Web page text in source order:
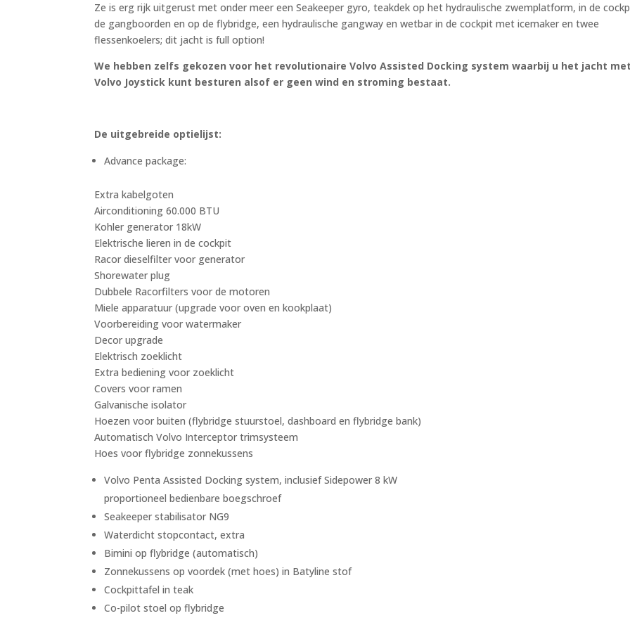
Ze is erg rijk uitgerust met onder meer een Seakeeper gyro, teakdek op het hydraulische zwemplatform, in de
de gangboorden en op de flybridge, een hydraulische gangway en wetbar in de cockpit met icemaker en twee
flessenkoelers; dit jacht is full option!
We hebben zelfs gekozen voor het revolutionaire Volvo Assisted Docking system waarbij u het jacht
Volvo Joystick kunt besturen alsof er geen wind en stroming bestaat.
De uitgebreide optielijst:
Advance package:
Extra kabelgoten
Airconditioning 60.000 BTU
Kohler generator 18kW
Elektrische lieren in de cockpit
Racor dieselfilter voor generator
Shorewater plug
Dubbele Racorfilters voor de motoren
Miele apparatuur (upgrade voor oven en kookplaat)
Voorbereiding voor watermaker
Decor upgrade
Elektrisch zoeklicht
Extra bediening voor zoeklicht
Covers voor ramen
Galvanische isolator
Hoezen voor buiten (flybridge stuurstoel, dashboard en flybridge bank)
Automatisch Volvo Interceptor trimsysteem
Hoes voor flybridge zonnekussens
Volvo Penta Assisted Docking system, inclusief Sidepower 8 kW
proportioneel bedienbare boegschroef
Seakeeper stabilisator NG9
Waterdicht stopcontact, extra
Bimini op flybridge (automatisch)
Zonnekussens op voordek (met hoes) in Batyline stof
Cockpittafel in teak
Co-pilot stoel op flybridge